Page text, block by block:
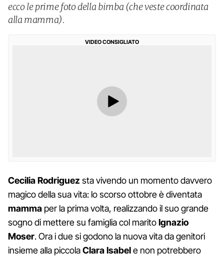
ecco le prime foto della bimba (che veste coordinata
alla mamma).
VIDEO CONSIGLIATO
Cecilia Rodriguez sta vivendo un momento davvero
magico della sua vita: lo scorso ottobre è diventata
mamma per la prima volta, realizzando il suo grande
sogno di mettere su famiglia col maritoIgnazio
Moser. Ora i due si godono la nuova vita da genitori
insieme alla piccolaClara Isabele non potrebbero